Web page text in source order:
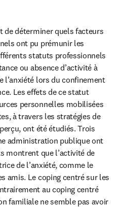
de déterminer quels facteurs
ont pu prémunir les
statuts professionnels
ou absence d’activité à
l’anxiété lors du confinement
Les effets de ce statut
personnelles mobilisées
à travers les stratégies de
ont été étudiés. Trois
administration publique ont
montrent que l’activité de
de l’anxiété, comme le
amis. Le coping centré sur les
au coping centré
familiale ne semble pas avoir